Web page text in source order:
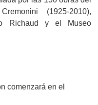
(1925-2010),
Richaud y el Museo
comenzará en el